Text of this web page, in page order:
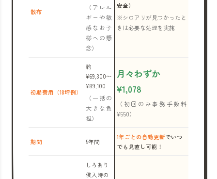
散布
（アレル
ギーや敏
感なお子
様への懸
念）
安全）
※シロアリが見つかったと
きは必要な処理を実施
初期費用（18坪例）
約
¥69,300〜
¥89,100
（一括の
大きな負
担）
月々わずか
¥1,078
（初回のみ事務手数料
¥550）
期間 5年間
1年ごとの自動更新でいつ
でも見直し可能！
しろあり
侵入時の